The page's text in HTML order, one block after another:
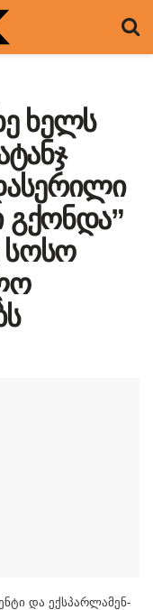
ხელს
სოსო
და ექ­სპარ­ლა­მენ­